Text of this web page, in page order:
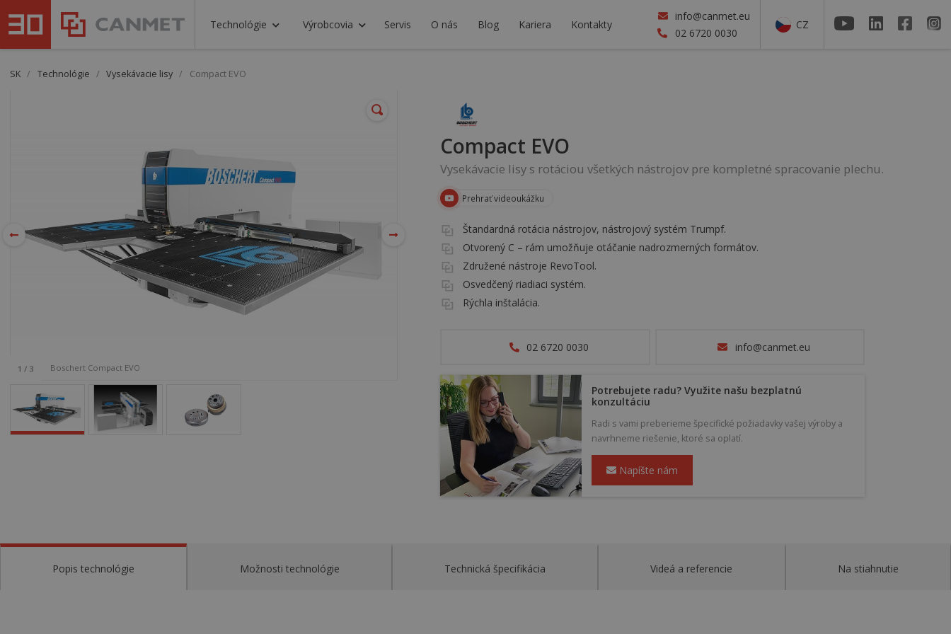
Technológie Výrobcovia Servis O nás Blog Kariera Kontakty
info@canmet.eu
02 6720 0030
CZ
SK / Technológie / Vysekávacie lisy / Compact EVO
1 / 3 Boschert Compact EVO
Compact EVO
Vysekávacie lisy s rotáciou všetkých nástrojov pre kompletné spracovanie plechu.
Prehrať videoukážku
Štandardná rotácia nástrojov, nástrojový systém Trumpf.
Otvorený C – rám umožňuje otáčanie nadrozmerných formátov.
Združené nástroje RevoTool.
Osvedčený riadiaci systém.
Rýchla inštalácia.
02 6720 0030 info@canmet.eu
Potrebujete radu? Využite našu bezplatnú
konzultáciu
Radi s vami preberieme špecifické požiadavky vašej výroby a
navrhneme riešenie, ktoré sa oplatí.
Napíšte nám
Popis technológie Možnosti technológie Technická špecifikácia Videá a referencie Na stiahnutie